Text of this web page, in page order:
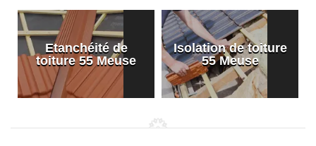
Etanchéité de
toiture 55 Meuse
Isolation de toiture
55 Meuse